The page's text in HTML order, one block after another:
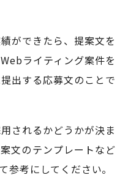
ができたら、提案文を
ライティング案件を
出する応募文のことで
されるかどうかが決ま
文のテンプレートなど
参考にしてください。